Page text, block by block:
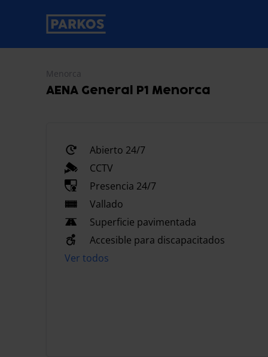
etiqueta-de-navegación-principal
Menorca
AENA General P1 Menorca
Abierto 24/7
CCTV
Presencia 24/7
Vallado
Superficie pavimentada
Accesible para discapacitados
Ver todos